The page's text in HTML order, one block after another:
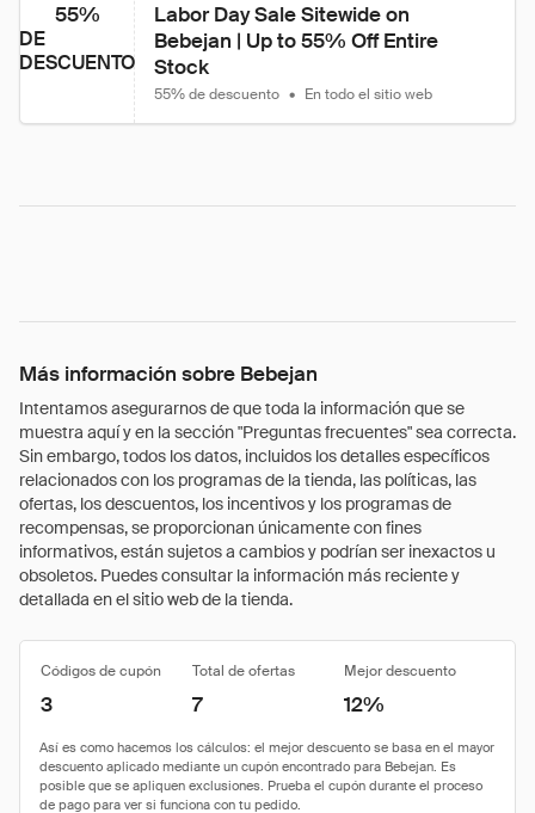
55%
DE
DESCUENTO
Labor Day Sale Sitewide on
Bebejan | Up to 55% Off Entire
Stock
55% de descuento • En todo el sitio web
Más información sobre Bebejan
Intentamos asegurarnos de que toda la información que se
muestra aquí y en la sección "Preguntas frecuentes" sea correcta.
Sin embargo, todos los datos, incluidos los detalles específicos
relacionados con los programas de la tienda, las políticas, las
ofertas, los descuentos, los incentivos y los programas de
recompensas, se proporcionan únicamente con fines
informativos, están sujetos a cambios y podrían ser inexactos u
obsoletos. Puedes consultar la información más reciente y
detallada en el sitio web de la tienda.
Códigos de cupón Total de ofertas Mejor descuento
3 7 12%